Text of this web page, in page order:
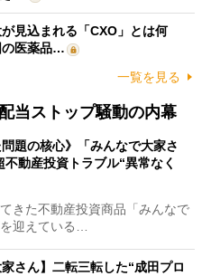
見込まれる「CXO」とは何
医薬品…
一覧を見る
当ストップ騒動の内幕
問題の核心》「みんなで大家さ
動産投資トラブル“異常なく
きた不動産投資商品「みんなで
迎えている…
さん】二転三転した“成田プロ